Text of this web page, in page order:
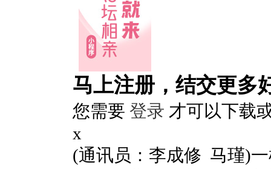
马上注册，结交更多
您需要 登录 才可以下载
x
(通讯员：李成修 马瑾)